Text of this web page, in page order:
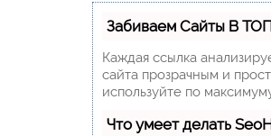
Забиваем Сайты В
Каждая ссылка
сайта прозрачным и
используйте по
Что умеет делать